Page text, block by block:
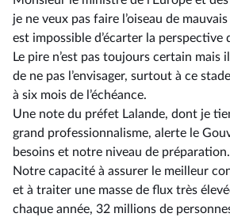
je ne veux pas faire l’oiseau de
est impossible d’écarter la perspective
Le pire n’est pas toujours certain mais
de ne pas l’envisager, surtout à ce
à six mois de l’échéance.
Une note du préfet Lalande, dont je
grand professionnalisme, alerte le
besoins et notre niveau de préparation.
Notre capacité à assurer le meilleur
et à traiter une masse de flux très
chaque année, 32 millions de